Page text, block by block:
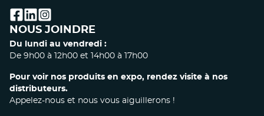
facebook
linkedin
instagram
NOUS JOINDRE
Du lundi au vendredi :
De 9h00 à 12h00 et 14h00 à 17h00
Pour voir nos produits en expo, rendez visite à nos
distributeurs.
Appelez-nous et nous vous aiguillerons !